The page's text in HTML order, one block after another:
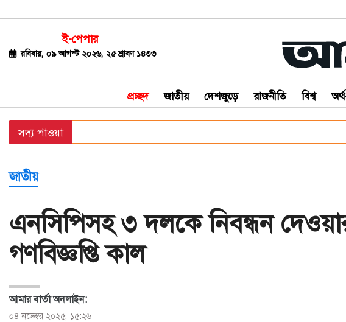
ই-পেপার
রবিবার, ০৯ আগস্ট ২০২৬, ২৫ শ্রাবণ ১৪৩৩
প্রচ্ছদ জাতীয় দেশজুড়ে রাজনীতি বিশ্ব
জাতীয়
রাজনীতি
বিশ্ব
বাণিজ্য
বিনোদন
খেলাধুলা
ধর্ম
ও
জীবন
সদ্য পাওয়া
জাতীয়
এনসিপিসহ ৩ দলকে নিবন্ধন দেওয়ার
গণবিজ্ঞপ্তি কাল
আমার বার্তা অনলাইন:
০৪ নভেম্বর ২০২৫, ১৫:২৬